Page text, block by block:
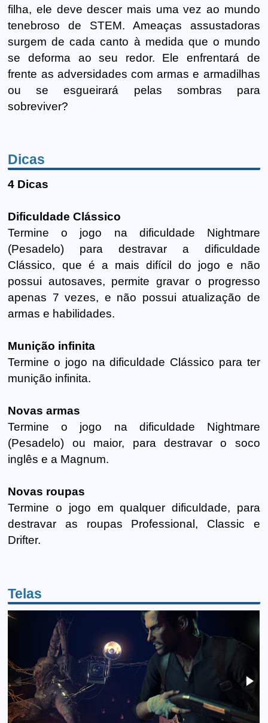
filha, ele deve descer mais uma vez ao mundo
tenebroso de STEM. Ameaças assustadoras
surgem de cada canto à medida que o mundo
se deforma ao seu redor. Ele enfrentará de
frente as adversidades com armas e armadilhas
ou se esgueirará pelas sombras para
sobreviver?
Dicas
4 Dicas
Dificuldade Clássico
Termine o jogo na dificuldade Nightmare
(Pesadelo) para destravar a dificuldade
Clássico, que é a mais difícil do jogo e não
possui autosaves, permite gravar o progresso
apenas 7 vezes, e não possui atualização de
armas e habilidades.
Munição infinita
Termine o jogo na dificuldade Clássico para ter
munição infinita.
Novas armas
Termine o jogo na dificuldade Nightmare
(Pesadelo) ou maior, para destravar o soco
inglês e a Magnum.
Novas roupas
Termine o jogo em qualquer dificuldade, para
destravar as roupas Professional, Classic e
Drifter.
Telas